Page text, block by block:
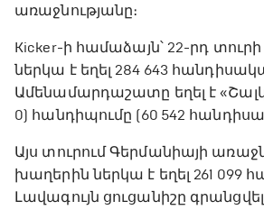
առաջնությանը։
Kicker-ի համաձայն՝ 22-րդ
ներկա է եղել 284 643
Ամենամարդաշատը եղել է
0) հանդիպումը (60 542
Այս տուրում Գերմանիայի
խաղերին ներկա է եղել 261 099
Լավագույն ցուցանիշը գրանցվել